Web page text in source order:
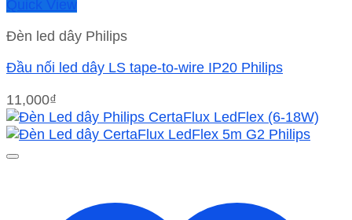
Quick View
Đèn led dây Philips
Đầu nối led dây LS tape-to-wire IP20 Philips
11,000₫